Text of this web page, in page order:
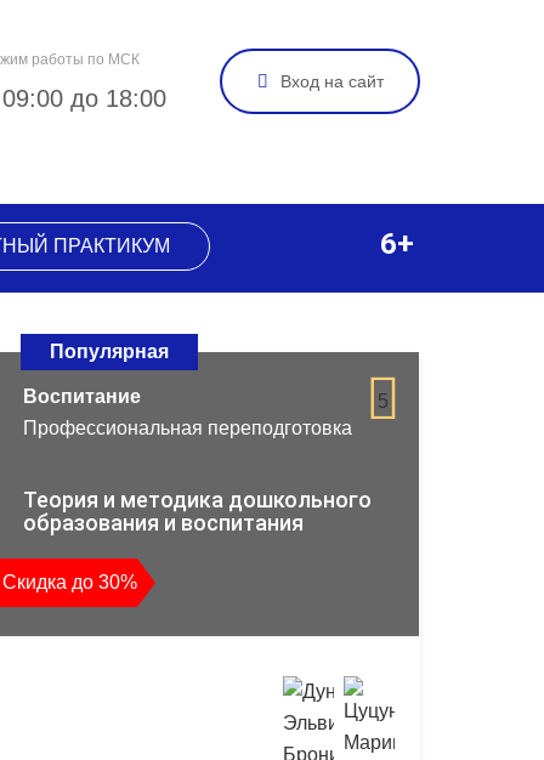
работы по МСК
до 18:00
Вход на сайт
ПРАКТИКУМ 6+
Популярная
5
Воспитание
Профессиональная переподготовка
Теория и методика дошкольного
образования и воспитания
Скидка до 30%